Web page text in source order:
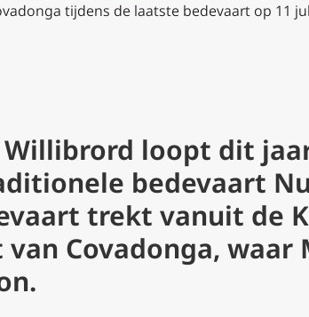
tijdens de laatste bedevaart op 11
loopt dit
bedevaart
trekt vanuit de
Covadonga, waar